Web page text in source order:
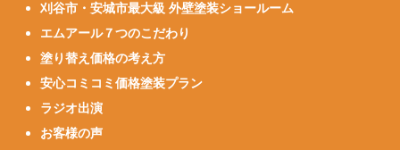
刈谷市・安城市最大級 外壁塗装ショールーム
エムアール７つのこだわり
塗り替え価格の考え方
安心コミコミ価格塗装プラン
ラジオ出演
お客様の声